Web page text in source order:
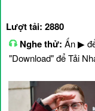
Lượt tải: 2880
Nghe thử: Ấn ▶
"Download" để Tải